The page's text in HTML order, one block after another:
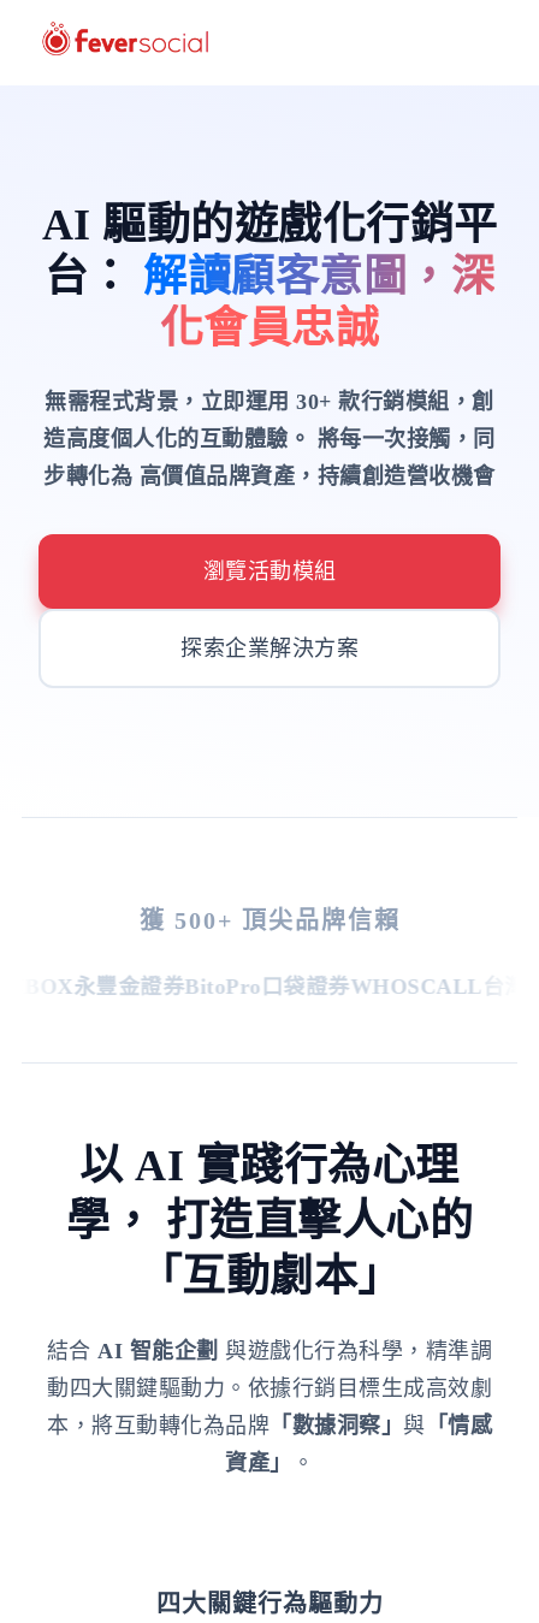
AI 驅動的遊戲化行銷平
台 ： 解讀顧客意圖，深
化會員忠誠
無需程式背景，立即運用 30+ 款行銷模組，創
造高度個人化的互動體驗。 將每一次接觸，同
步轉化為 高價值品牌資產，持續創造營收機會
瀏覽活動模組
探索企業解決方案
獲 500+ 頂尖品牌信賴
永豐金證券BitoPro口袋證券WHOSCALL台灣虎
以 AI 實踐行為心理
學， 打造直擊人心的
「互動劇本」
結合 AI 智能企劃 與遊戲化行為科學，精準調
動四大關鍵驅動力。依據行銷目標生成高效劇
本，將互動轉化為品牌 「數據洞察」 與 「情感
資產」
。
四大關鍵行為驅動力